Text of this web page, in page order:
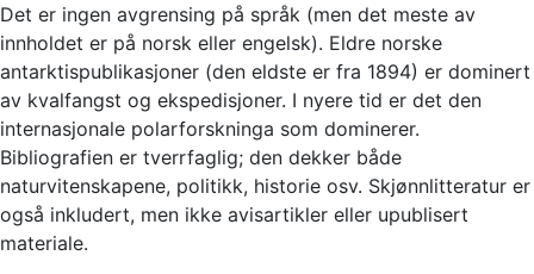
Det er ingen avgrensing på språk (men det meste av
innholdet er på norsk eller engelsk). Eldre norske
antarktispublikasjoner (den eldste er fra 1894) er dominert
av kvalfangst og ekspedisjoner. I nyere tid er det den
internasjonale polarforskninga som dominerer.
Bibliografien er tverrfaglig; den dekker både
naturvitenskapene, politikk, historie osv. Skjønnlitteratur er
også inkludert, men ikke avisartikler eller upublisert
materiale.